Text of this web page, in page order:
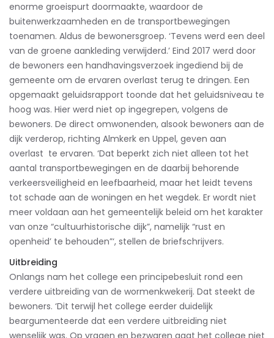
enorme groeispurt doormaakte, waardoor de
buitenwerkzaamheden en de transportbewegingen
toenamen. Aldus de bewonersgroep. ‘Tevens werd een deel
van de groene aankleding verwijderd.’ Eind 2017 werd door
de bewoners een handhavingsverzoek ingediend bij de
gemeente om de ervaren overlast terug te dringen. Een
opgemaakt geluidsrapport toonde dat het geluidsniveau te
hoog was. Hier werd niet op ingegrepen, volgens de
bewoners. De direct omwonenden, alsook bewoners aan de
dijk verderop, richting Almkerk en Uppel, geven aan
overlast te ervaren. ‘Dat beperkt zich niet alleen tot het
aantal transportbewegingen en de daarbij behorende
verkeersveiligheid en leefbaarheid, maar het leidt tevens
tot schade aan de woningen en het wegdek. Er wordt niet
meer voldaan aan het gemeentelijk beleid om het karakter
van onze “cultuurhistorische dijk”, namelijk “rust en
openheid’ te behouden”‘, stellen de briefschrijvers.
Uitbreiding
Onlangs nam het college een principebesluit rond een
verdere uitbreiding van de wormenkwekerij. Dat steekt de
bewoners. ‘Dit terwijl het college eerder duidelijk
beargumenteerde dat een verdere uitbreiding niet